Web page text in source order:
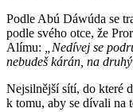
Podle Abú Dáwúda se
podle svého otce, že
Alímu:
„Nedívej se
nebudeš kárán, na
Nejsilnější sítí, do které
k tomu, aby se dívali na